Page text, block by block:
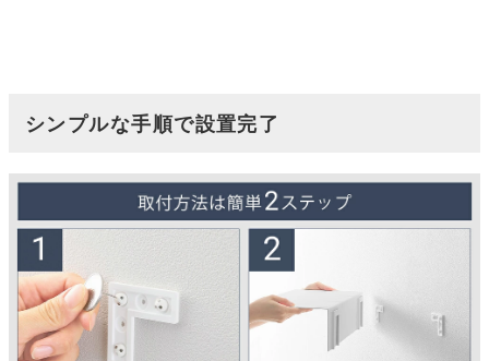
シンプルな手順で設置完了